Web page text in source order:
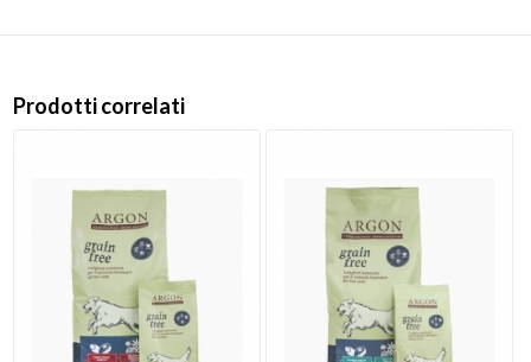
Prodotti correlati